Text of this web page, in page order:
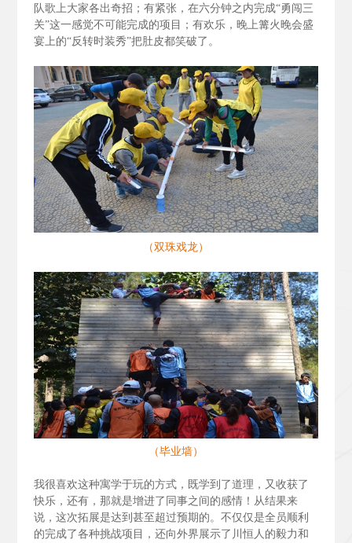
队歌上大家各出奇招；有紧张，在六分钟之内完成“勇闯三
关”这一感觉不可能完成的项目；有欢乐，晚上篝火晚会盛
宴上的“反转时装秀”把肚皮都笑破了。
（双珠戏龙）
（毕业墙）
我很喜欢这种寓学于玩的方式，既学到了道理，又收获了
快乐，还有，那就是增进了同事之间的感情！从结果来
说，这次拓展是达到甚至超过预期的。不仅仅是全员顺利
的完成了各种挑战项目，还向外界展示了川恒人的毅力和